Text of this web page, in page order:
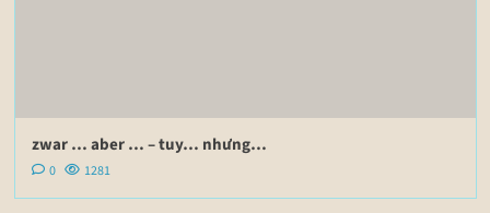
zwar … aber … – tuy… nhưng…
0 1281